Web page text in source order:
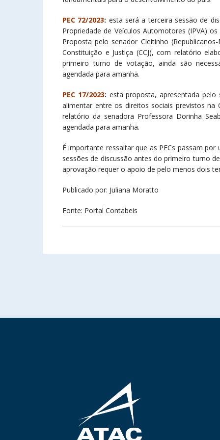
PEC 72/2023: esta será a terceira sessão de
Propriedade de Veículos Automotores (IPVA)
Proposta pelo senador Cleitinho
Constituição e Justiça (CCJ), com relatório
primeiro turno de votação, ainda são
agendada para amanhã.
PEC 17/2023: esta proposta, apresentada pelo
alimentar entre os direitos sociais previstos na
relatório da senadora Professora Dorinha
agendada para amanhã.
É importante ressaltar que as PECs passam
sessões de discussão antes do primeiro turno
aprovação requer o apoio de pelo menos dois
Publicado por: Juliana Moratto
Fonte: Portal Contabeis